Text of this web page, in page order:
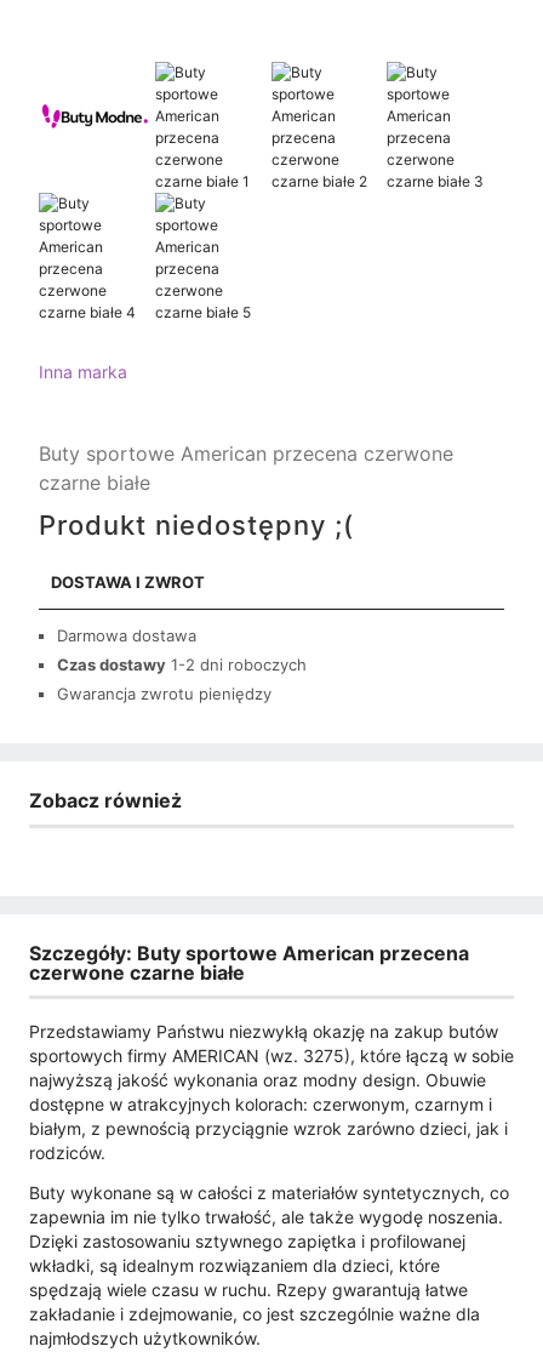
Inna marka
Buty sportowe American przecena czerwone
czarne białe
Produkt niedostępny ;(
DOSTAWA I ZWROT
Darmowa dostawa
Czas dostawy 1-2 dni roboczych
Gwarancja zwrotu pieniędzy
Zobacz również
Szczegóły: Buty sportowe American przecena
czerwone czarne białe
Przedstawiamy Państwu niezwykłą okazję na zakup butów
sportowych firmy AMERICAN (wz. 3275), które łączą w sobie
najwyższą jakość wykonania oraz modny design. Obuwie
dostępne w atrakcyjnych kolorach: czerwonym, czarnym i
białym, z pewnością przyciągnie wzrok zarówno dzieci, jak i
rodziców.
Buty wykonane są w całości z materiałów syntetycznych, co
zapewnia im nie tylko trwałość, ale także wygodę noszenia.
Dzięki zastosowaniu sztywnego zapiętka i profilowanej
wkładki, są idealnym rozwiązaniem dla dzieci, które
spędzają wiele czasu w ruchu. Rzepy gwarantują łatwe
zakładanie i zdejmowanie, co jest szczególnie ważne dla
najmłodszych użytkowników.